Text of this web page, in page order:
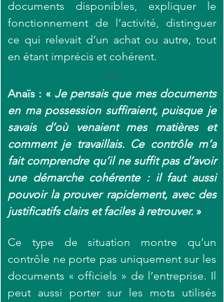
documents disponibles, expliquer le
fonctionnement de l’activité, distinguer
ce qui relevait d’un achat ou autre, tout
en étant imprécis et cohérent.
Anaïs : « Je pensais que mes documents
en ma possession suffiraient, puisque je
savais d’où venaient mes matières et
comment je travaillais. Ce contrôle m’a
fait comprendre qu’il ne suffit pas d’avoir
une démarche cohérente : il faut aussi
pouvoir la prouver rapidement, avec des
justificatifs clairs et faciles à retrouver. »
Ce type de situation montre qu’un
contrôle ne porte pas uniquement sur les
documents « officiels » de l’entreprise. Il
peut aussi porter sur les mots utilisés